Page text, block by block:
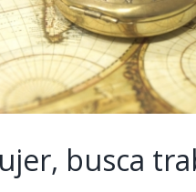
busca